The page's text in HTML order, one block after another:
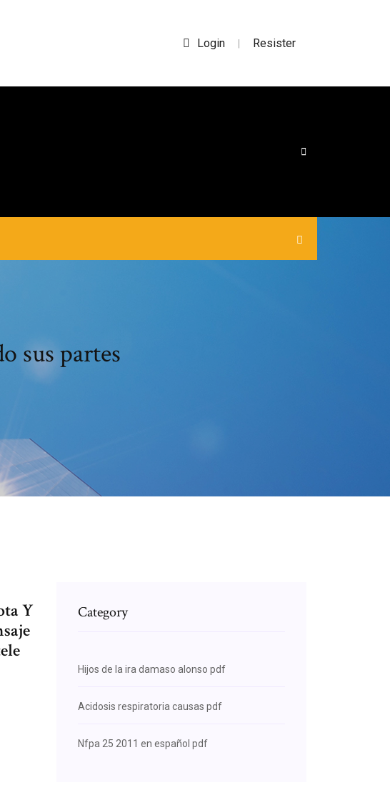
Login | Resister
sus partes
Y
Category
Hijos de la ira damaso alonso pdf
Acidosis respiratoria causas pdf
Nfpa 25 2011 en español pdf